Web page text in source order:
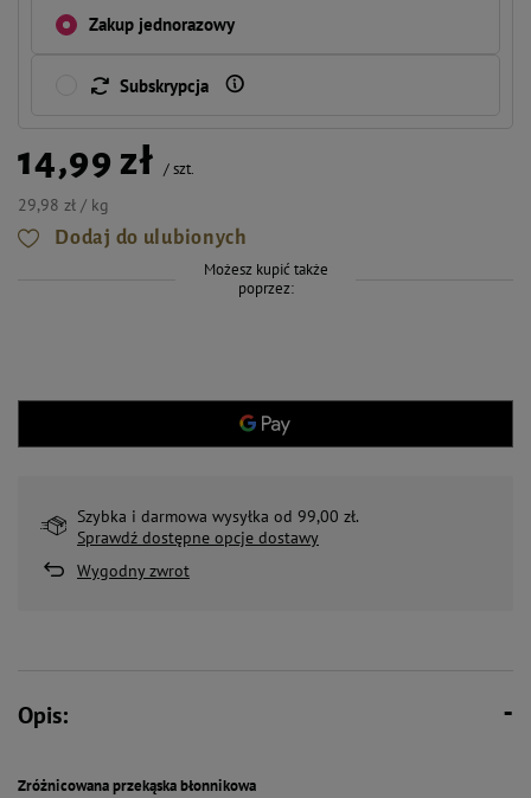
Zakup jednorazowy
Subskrypcja
14,99 zł /szt.
29,98 zł / kg
Dodaj do ulubionych
Możesz kupić także
poprzez:
Szybka i darmowa wysyłka od 99,00 zł.
Sprawdź dostępne opcje dostawy
Wygodny zwrot
Opis:
Zróżnicowana przekąska błonnikowa